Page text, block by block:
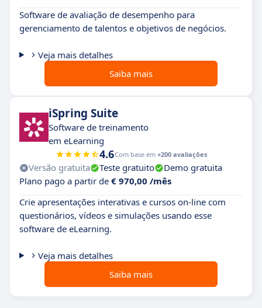
Software de avaliação de desempenho para
gerenciamento de talentos e objetivos de negócios.
Veja mais detalhes
Saiba mais
iSpring Suite
Software de treinamento
em eLearning
4.6Com base em +200 avaliações
Versão gratuita Teste gratuito
Demo gratuita
Plano pago a partir de € 970,00 /mês
Crie apresentações interativas e cursos on-line com
questionários, vídeos e simulações usando esse
software de eLearning.
Veja mais detalhes
Saiba mais